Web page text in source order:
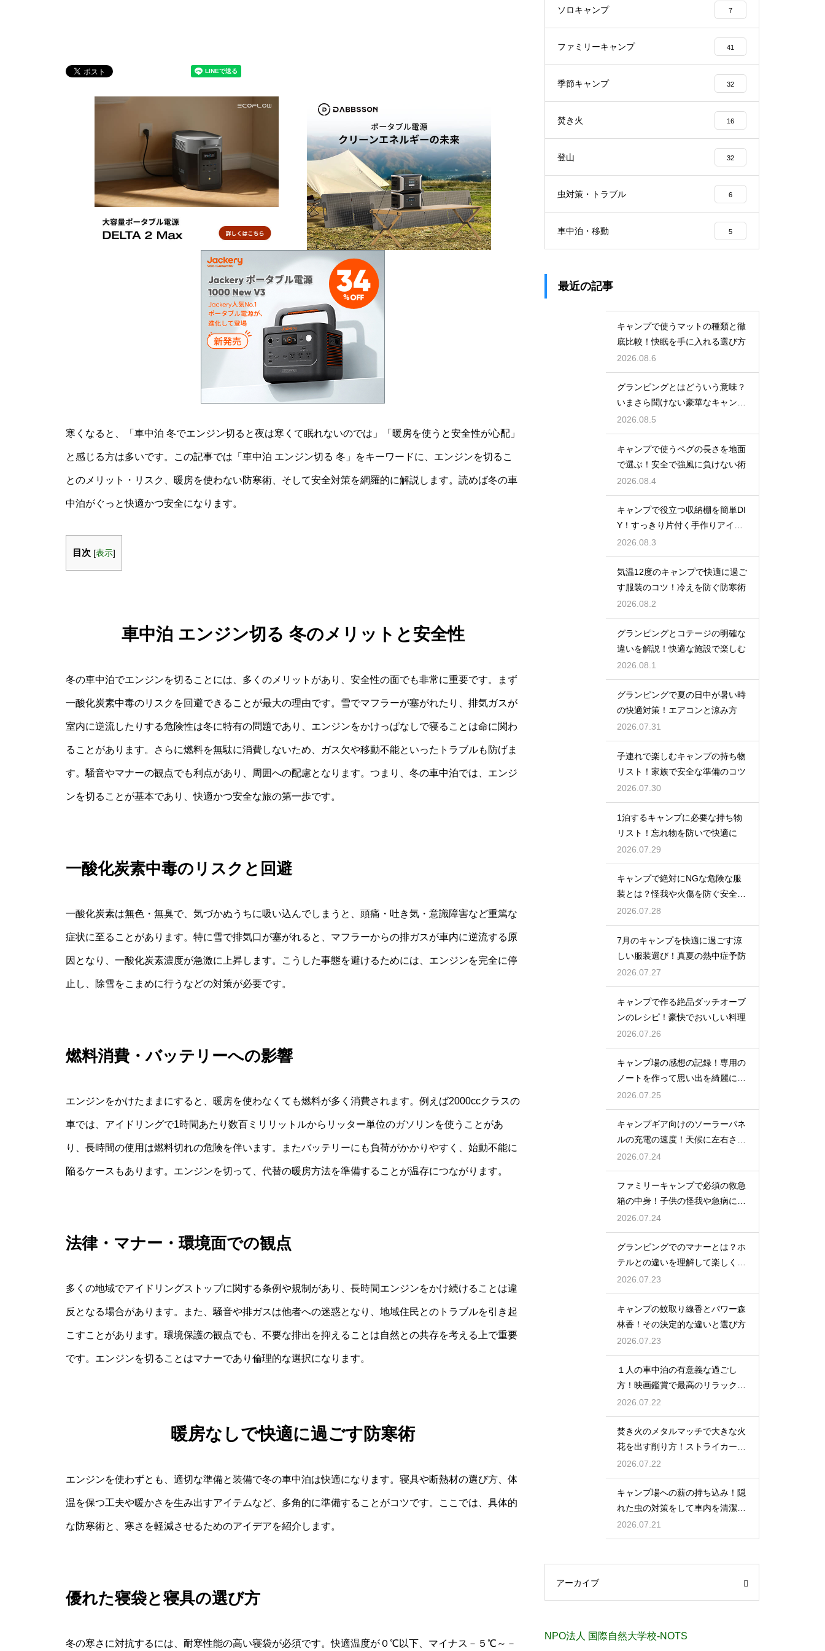
寒くなると、「車中泊 冬でエンジン切ると夜は寒くて眠れないのでは」「暖房を使うと安全性が心配」
と感じる方は多いです。この記事では「車中泊 エンジン切る 冬」をキーワードに、エンジンを切るこ
とのメリット・リスク、暖房を使わない防寒術、そして安全対策を網羅的に解説します。読めば冬の車
中泊がぐっと快適かつ安全になります。
目次 [表示]
車中泊 エンジン切る 冬のメリットと安全性
冬の車中泊でエンジンを切ることには、多くのメリットがあり、安全性の面でも非常に重要です。まず
一酸化炭素中毒のリスクを回避できることが最大の理由です。雪でマフラーが塞がれたり、排気ガスが
室内に逆流したりする危険性は冬に特有の問題であり、エンジンをかけっぱなしで寝ることは命に関わ
ることがあります。さらに燃料を無駄に消費しないため、ガス欠や移動不能といったトラブルも防げま
す。騒音やマナーの観点でも利点があり、周囲への配慮となります。つまり、冬の車中泊では、エンジ
ンを切ることが基本であり、快適かつ安全な旅の第一歩です。
一酸化炭素中毒のリスクと回避
一酸化炭素は無色・無臭で、気づかぬうちに吸い込んでしまうと、頭痛・吐き気・意識障害など重篤な
症状に至ることがあります。特に雪で排気口が塞がれると、マフラーからの排ガスが車内に逆流する原
因となり、一酸化炭素濃度が急激に上昇します。こうした事態を避けるためには、エンジンを完全に停
止し、除雪をこまめに行うなどの対策が必要です。
燃料消費・バッテリーへの影響
エンジンをかけたままにすると、暖房を使わなくても燃料が多く消費されます。例えば2000ccクラスの
車では、アイドリングで1時間あたり数百ミリリットルからリッター単位のガソリンを使うことがあ
り、長時間の使用は燃料切れの危険を伴います。またバッテリーにも負荷がかかりやすく、始動不能に
陥るケースもあります。エンジンを切って、代替の暖房方法を準備することが温存につながります。
法律・マナー・環境面での観点
多くの地域でアイドリングストップに関する条例や規制があり、長時間エンジンをかけ続けることは違
反となる場合があります。また、騒音や排ガスは他者への迷惑となり、地域住民とのトラブルを引き起
こすことがあります。環境保護の観点でも、不要な排出を抑えることは自然との共存を考える上で重要
です。エンジンを切ることはマナーであり倫理的な選択になります。
暖房なしで快適に過ごす防寒術
エンジンを使わずとも、適切な準備と装備で冬の車中泊は快適になります。寝具や断熱材の選び方、体
温を保つ工夫や暖かさを生み出すアイテムなど、多角的に準備することがコツです。ここでは、具体的
な防寒術と、寒さを軽減させるためのアイデアを紹介します。
優れた寝袋と寝具の選び方
冬の寒さに対抗するには、耐寒性能の高い寝袋が必須です。快適温度が０℃以下、マイナス－５℃～－
ソロキャンプ 7
ファミリーキャンプ 41
季節キャンプ 32
焚き火 16
登山 32
虫対策・トラブル 6
車中泊・移動 5
最近の記事
キャンプで使うマットの種類と徹
底比較！快眠を手に入れる選び方
2026.08.6
グランピングとはどういう意味？
いまさら聞けない豪華なキャンプ
術
2026.08.5
キャンプで使うペグの長さを地面
で選ぶ！安全で強風に負けない術
2026.08.4
キャンプで役立つ収納棚を簡単DI
Y！すっきり片付く手作りアイデ
ア
2026.08.3
気温12度のキャンプで快適に過ご
す服装のコツ！冷えを防ぐ防寒術
2026.08.2
グランピングとコテージの明確な
違いを解説！快適な施設で楽しむ
2026.08.1
グランピングで夏の日中が暑い時
の快適対策！エアコンと涼み方
2026.07.31
子連れで楽しむキャンプの持ち物
リスト！家族で安全な準備のコツ
2026.07.30
1泊するキャンプに必要な持ち物
リスト！忘れ物を防いで快適に
2026.07.29
キャンプで絶対にNGな危険な服
装とは？怪我や火傷を防ぐ安全対
策
2026.07.28
7月のキャンプを快適に過ごす涼
しい服装選び！真夏の熱中症予防
2026.07.27
キャンプで作る絶品ダッチオーブ
ンのレシピ！豪快でおいしい料理
2026.07.26
キャンプ場の感想の記録！専用の
ノートを作って思い出を綺麗に残
そう
2026.07.25
キャンプギア向けのソーラーパネ
ルの充電の速度！天候に左右され
ない選び方
2026.07.24
ファミリーキャンプで必須の救急
箱の中身！子供の怪我や急病に備
えるセット
2026.07.24
グランピングでのマナーとは？ホ
テルとの違いを理解して楽しく過
ごす
2026.07.23
キャンプの蚊取り線香とパワー森
林香！その決定的な違いと選び方
2026.07.23
１人の車中泊の有意義な過ごし
方！映画鑑賞で最高のリラックス
タイム
2026.07.22
焚き火のメタルマッチで大きな火
花を出す削り方！ストライカーの
角度の秘密
2026.07.22
キャンプ場への薪の持ち込み！隠
れた虫の対策をして車内を清潔に
保つ
2026.07.21
アーカイブ
NPO法人 国際自然大学校-NOTS